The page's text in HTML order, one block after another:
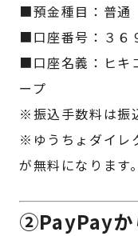
■預金種目：普通
■口座番号：３６
■口座名義：ヒキ
ープ
※振込手数料は振
※ゆうちょダイレ
が無料になります。
②PayPayか